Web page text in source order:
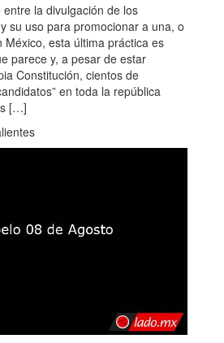
la divulgación de los
su uso para promocionar a una, o
México, esta última práctica es
parece y, a pesar de estar
Constitución, cientos de
en toda la república
[…]